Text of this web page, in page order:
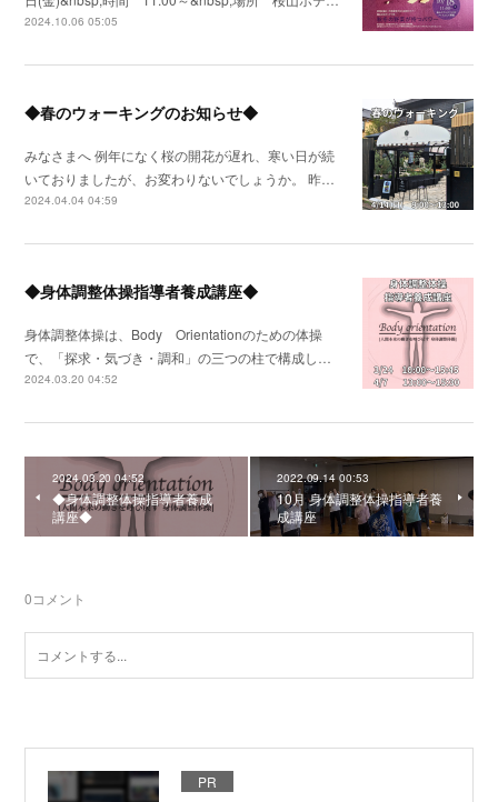
2024.10.06 05:05
◆春のウォーキングのお知らせ◆
みなさまへ 例年になく桜の開花が遅れ、寒い日が続
いておりましたが、お変わりないでしょうか。 昨…
2024.04.04 04:59
◆身体調整体操指導者養成講座◆
身体調整体操は、Body Orientationのための体操
で、「探求・気づき・調和」の三つの柱で構成し…
2024.03.20 04:52
2024.03.20 04:52
◆身体調整体操指導者養成
講座◆
2022.09.14 00:53
10月 身体調整体操指導者養
成講座
0コメント
PR